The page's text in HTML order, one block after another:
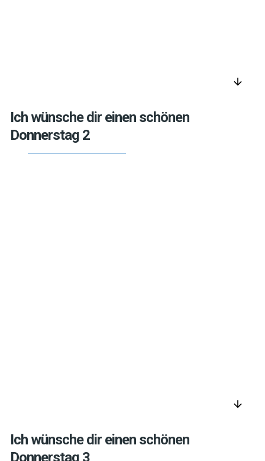
arrow_downward
Ich wünsche dir einen schönen
Donnerstag 2
arrow_downward
Ich wünsche dir einen schönen
Donnerstag 3